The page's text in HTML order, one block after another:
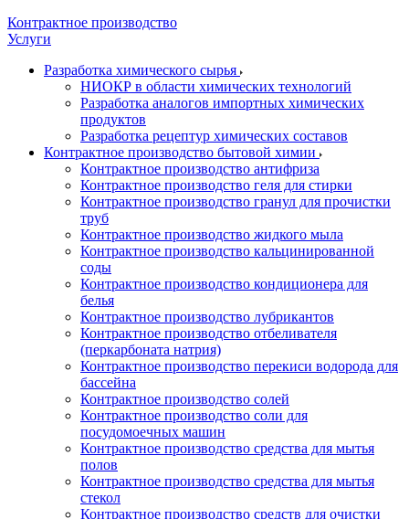
Контрактное производство
Услуги
Разработка химического сырья
НИОКР в области химических технологий
Разработка аналогов импортных химических
продуктов
Разработка рецептур химических составов
Контрактное производство бытовой химии
Контрактное производство антифриза
Контрактное производство геля для стирки
Контрактное производство гранул для прочистки
труб
Контрактное производство жидкого мыла
Контрактное производство кальцинированной
соды
Контрактное производство кондиционера для
белья
Контрактное производство лубрикантов
Контрактное производство отбеливателя
(перкарбоната натрия)
Контрактное производство перекиси водорода для
бассейна
Контрактное производство солей
Контрактное производство соли для
посудомоечных машин
Контрактное производство средства для мытья
полов
Контрактное производство средства для мытья
стекол
Контрактное производство средств для очистки